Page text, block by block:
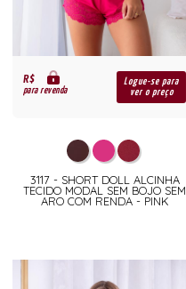
R$
para revenda
Logue-se para
ver o preço
3117 - SHORT DOLL ALCINHA
TECIDO MODAL SEM BOJO SEM
ARO COM RENDA - PINK